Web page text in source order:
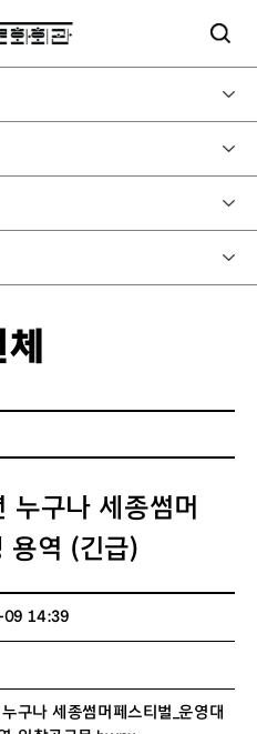
누구나 세종썸머
용역 (긴급)
14:39
구나 세종썸머페스티벌_운영대